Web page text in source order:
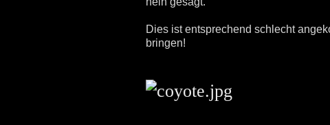
Dies ist entsprechend schlecht
bringen!